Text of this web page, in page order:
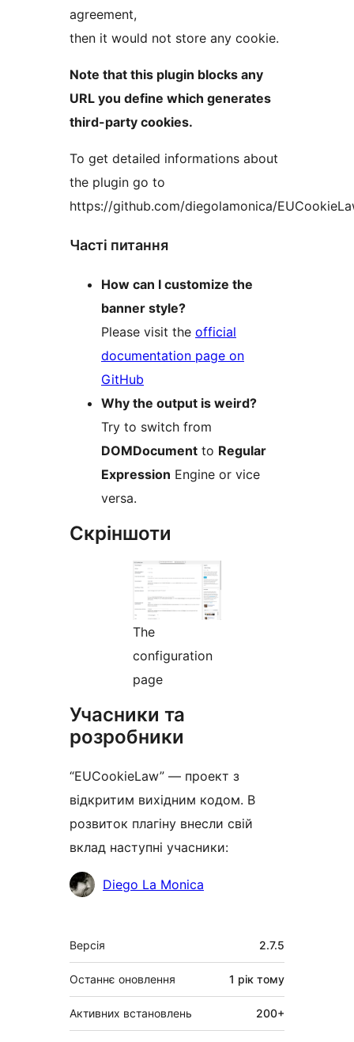
agreement,
then it would not store any cookie.
Note that this plugin blocks any
URL you define which generates
third-party cookies.
To get detailed informations about
the plugin go to
https://github.com/diegolamonica/
Часті питання
How can I customize the
banner style?
Please visit the official
documentation page on
GitHub
Why the output is weird?
Try to switch from
DOMDocument to Regular
Expression Engine or vice
versa.
Скріншоти
The
configuration
page
Учасники та
розробники
“EUCookieLaw” — проект з
відкритим вихідним кодом. В
розвиток плагіну внесли свій
вклад наступні учасники:
УчасникиDiego La Monica
Мета
Версія 2.7.5
Останнє оновлення 1 рік тому
Активних встановлень 200+